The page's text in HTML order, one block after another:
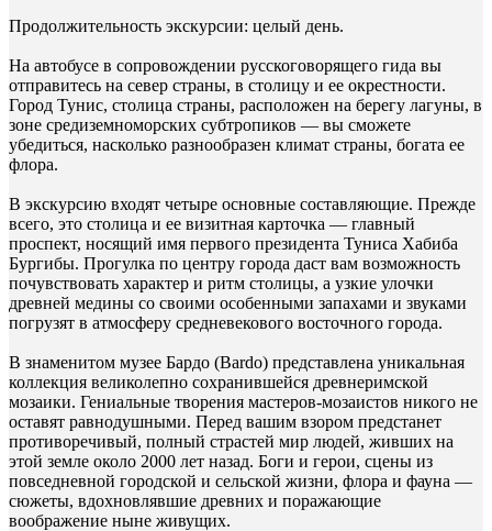
Продолжительность экскурсии: целый день.
На автобусе в сопровождении русскоговорящего гида вы
отправитесь на север страны, в столицу и ее окрестности.
Город Тунис, столица страны, расположен на берегу лагуны, в
зоне средиземноморских субтропиков — вы сможете
убедиться, насколько разнообразен климат страны, богата ее
флора.
В экскурсию входят четыре основные составляющие. Прежде
всего, это столица и ее визитная карточка — главный
проспект, носящий имя первого президента Туниса Хабиба
Бургибы. Прогулка по центру города даст вам возможность
почувствовать характер и ритм столицы, а узкие улочки
древней медины со своими особенными запахами и звуками
погрузят в атмосферу средневекового восточного города.
В знаменитом музее Бардо (Bardo) представлена уникальная
коллекция великолепно сохранившейся древнеримской
мозаики. Гениальные творения мастеров-мозаистов никого не
оставят равнодушными. Перед вашим взором предстанет
противоречивый, полный страстей мир людей, живших на
этой земле около 2000 лет назад. Боги и герои, сцены из
повседневной городской и сельской жизни, флора и фауна —
сюжеты, вдохновлявшие древних и поражающие
воображение ныне живущих.